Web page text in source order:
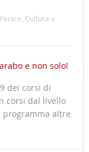
, Cultura e
dei corsi di
corsi dal livello
programma altre